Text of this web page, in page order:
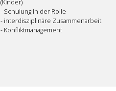
(Kinder)
- Schulung in der Rolle
- interdisziplinäre Zusammenarbeit
- Konfliktmanagement